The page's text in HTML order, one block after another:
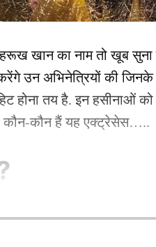
भारतीय
खान का नाम तो खूब सुना
उन अभिनेत्रियों की जिनके
होना तय है. इन हसीनाओं
कौन-कौन हैं यह एक्ट्रेसेस…..